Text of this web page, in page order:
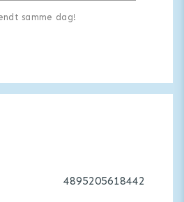
samme dag!
4895205618442